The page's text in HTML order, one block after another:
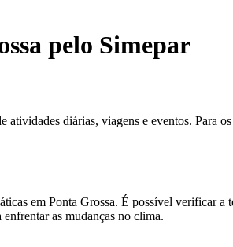
pelo Simepar
diárias, viagens e eventos. Para
em Ponta Grossa. É possível verificar
enfrentar as mudanças no clima.